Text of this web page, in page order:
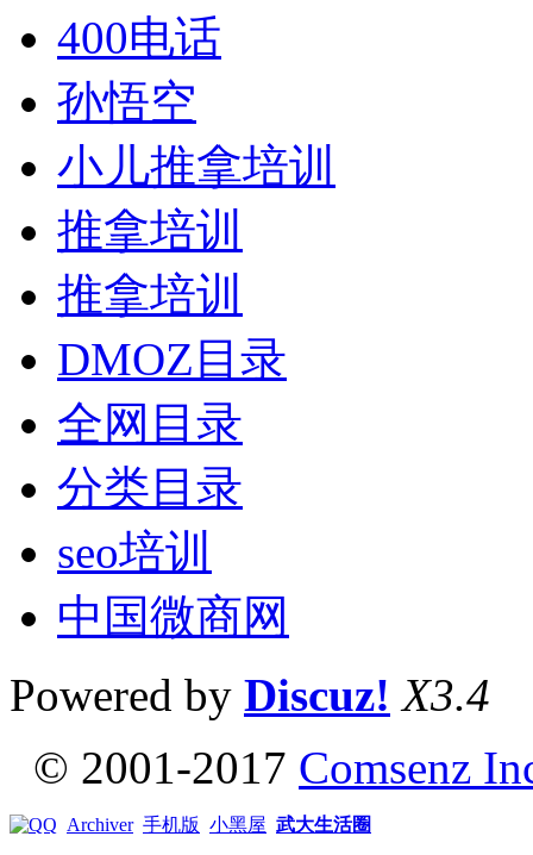
400电话
孙悟空
小儿推拿培训
推拿培训
推拿培训
DMOZ目录
全网目录
分类目录
seo培训
中国微商网
Powered by Discuz! X3.4
© 2001-2017 Comsenz
Archiver 手机版 小黑屋 武大生活圈